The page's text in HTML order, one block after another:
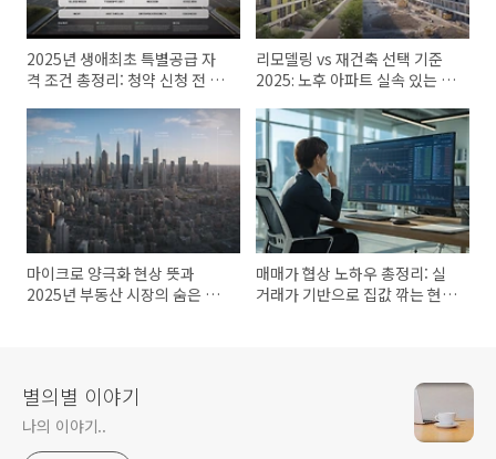
2025년 생애최초 특별공급 자
격 조건 총정리: 청약 신청 전 필
리모델링 vs 재건축 선택 기준
2025: 노후 아파트 실속 있는 개
마이크로 양극화 현상 뜻과
2025년 부동산 시장의 숨은 격
매매가 협상 노하우 총정리: 실
거래가 기반으로 집값 깎는 현명
별의별 이야기
나의 이야기..